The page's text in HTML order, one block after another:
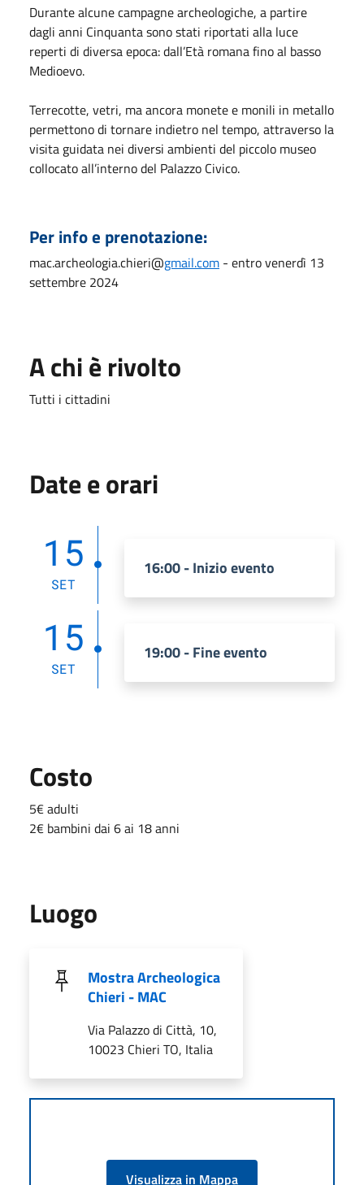
Durante alcune campagne archeologiche, a partire
dagli anni Cinquanta sono stati riportati alla luce
reperti di diversa epoca: dall’Età romana fino al basso
Medioevo.
Terrecotte, vetri, ma ancora monete e monili in metallo
permettono di tornare indietro nel tempo, attraverso la
visita guidata nei diversi ambienti del piccolo museo
collocato all’interno del Palazzo Civico.
Per info e prenotazione:
mac.archeologia.chieri@gmail.com - entro venerdì 13
settembre 2024
A chi è rivolto
Tutti i cittadini
Date e orari
15
SET
16:00 - Inizio evento
15
SET
19:00 - Fine evento
Costo
5€ adulti
2€ bambini dai 6 ai 18 anni
Luogo
Mostra Archeologica
Chieri - MAC
Via Palazzo di Città, 10,
10023 Chieri TO, Italia
Visualizza in Mappa